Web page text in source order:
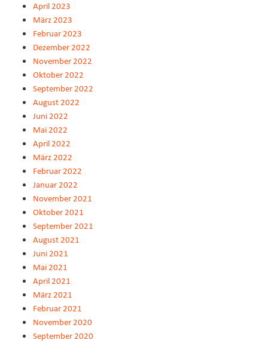
April 2023
März 2023
Februar 2023
Dezember 2022
November 2022
Oktober 2022
September 2022
August 2022
Juni 2022
Mai 2022
April 2022
März 2022
Februar 2022
Januar 2022
November 2021
Oktober 2021
September 2021
August 2021
Juni 2021
Mai 2021
April 2021
März 2021
Februar 2021
November 2020
September 2020